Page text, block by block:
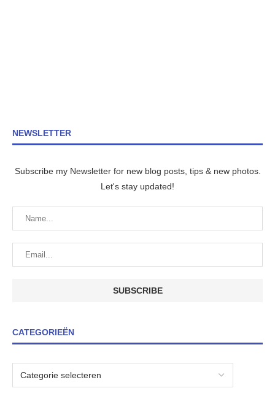
NEWSLETTER
Subscribe my Newsletter for new blog posts, tips & new photos.
Let's stay updated!
CATEGORIEËN